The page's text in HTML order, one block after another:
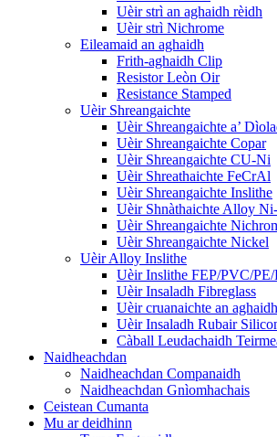
Uèir strì an aghaidh rèidh
Uèir strì Nichrome
Eileamaid an aghaidh
Frith-aghaidh Clip
Resistor Leòn Oir
Resistance Stamped
Uèir Shreangaichte
Uèir Shreangaichte a’
Uèir Shreangaichte Copar
Uèir Shreangaichte CU-Ni
Uèir Shreathaichte FeCrAl
Uèir Shreangaichte Inslithe
Uèir Shnàthaichte Alloy
Uèir Shreangaichte
Uèir Shreangaichte Nickel
Uèir Alloy Inslithe
Uèir Inslithe FEP/PVC/PE/
Uèir Insaladh Fibreglass
Uèir cruanaichte an aghaidh
Uèir Insaladh Rubair
Càball Leudachaidh
Naidheachdan
Naidheachdan Companaidh
Naidheachdan Gnìomhachais
Ceistean Cumanta
Mu ar deidhinn